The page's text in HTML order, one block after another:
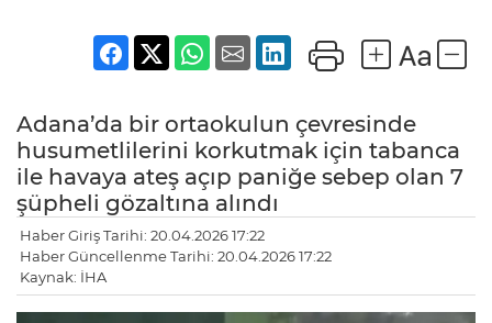
Adana’da bir ortaokulun çevresinde
husumetlilerini korkutmak için tabanca
ile havaya ateş açıp paniğe sebep olan 7
şüpheli gözaltına alındı
Haber Giriş Tarihi: 20.04.2026 17:22
Haber Güncellenme Tarihi: 20.04.2026 17:22
Kaynak: İHA